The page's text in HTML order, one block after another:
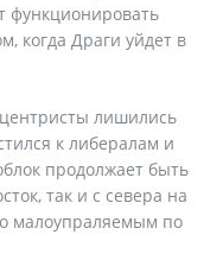
функционировать
когда Драги уйдет в
лишились
к либералам и
продолжает быть
так и с севера на
малоупраляемым по